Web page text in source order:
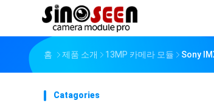
홈 제품 소개 13MP 카메라 모듈 Sony
Catagories